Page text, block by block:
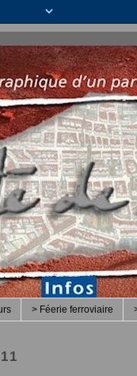
> Féerie ferroviaire